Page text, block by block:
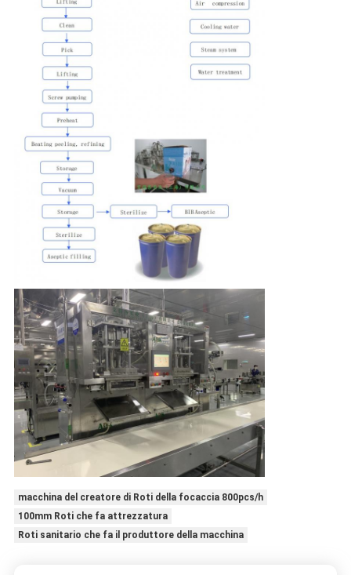
macchina del creatore di Roti della focaccia 800pcs/h
100mm Roti che fa attrezzatura
Roti sanitario che fa il produttore della macchina